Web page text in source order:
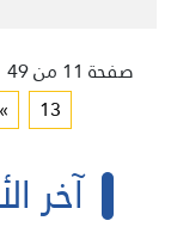
صفحة 11 من 49
13
»
آخر